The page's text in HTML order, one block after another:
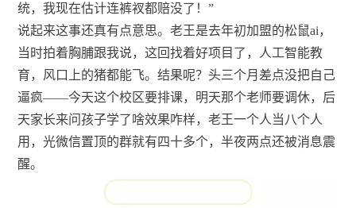
统，我现在估计连裤衩都赔没了！”
说起来这事还真有点意思。老王是去年初加盟的松鼠ai，
当时拍着胸脯跟我说，这回找着好项目了，人工智能教
育，风口上的猪都能飞。结果呢？头三个月差点没把自己
逼疯——今天这个校区要排课，明天那个老师要调休，后
天家长来问孩子学了啥效果咋样，老王一个人当八个人
用，光微信置顶的群就有四十多个，半夜两点还被消息震
醒。